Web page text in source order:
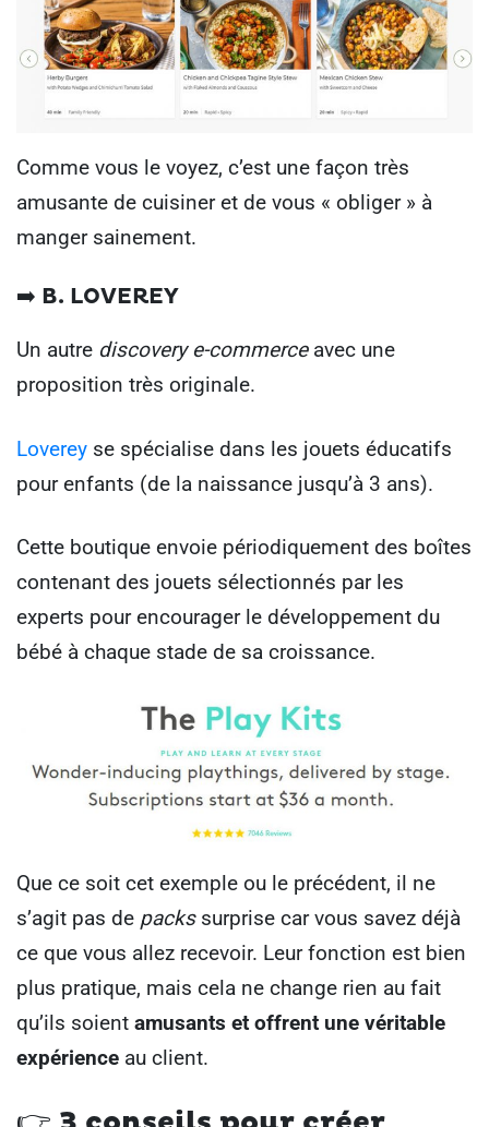
Comme vous le voyez, c’est une façon très
amusante de cuisiner et de vous « obliger » à
manger sainement.
➡️ B. LOVEREY
Un autre discovery e-commerceavec une
proposition très originale.
Loverey se spécialise dans les jouets éducatifs
pour enfants (de la naissance jusqu’à 3 ans).
Cette boutique envoie périodiquement des boîtes
contenant des jouets sélectionnés par les
experts pour encourager le développement du
bébé à chaque stade de sa croissance.
Que ce soit cet exemple ou le précédent, il ne
s’agit pas de packs surprise car vous savez déjà
ce que vous allez recevoir. Leur fonction est bien
plus pratique, mais cela ne change rien au fait
qu’ils soient amusants et offrent une véritable
expérience au client.